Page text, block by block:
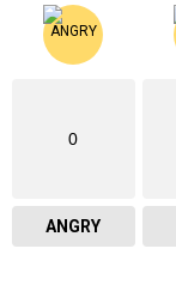
0
ANGRY